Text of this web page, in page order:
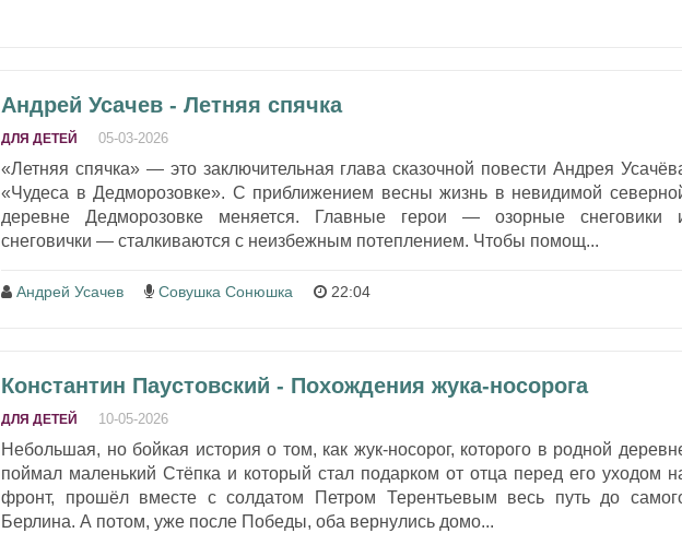
Андрей Усачев - Летняя спячка
ДЛЯ ДЕТЕЙ 05-03-2026
«Летняя спячка» — это заключительная глава сказочной повести Андрея
«Чудеса в Дедморозовке». С приближением весны жизнь в невидимой
деревне Дедморозовке меняется. Главные герои — озорные снеговики
снеговички — сталкиваются с неизбежным потеплением. Чтобы помощ...
Андрей Усачев Совушка Сонюшка 22:04
Константин Паустовский - Похождения жука-носорога
ДЛЯ ДЕТЕЙ 10-05-2026
Небольшая, но бойкая история о том, как жук-носорог, которого в родной
поймал маленький Стёпка и который стал подарком от отца перед его уходом
фронт, прошёл вместе с солдатом Петром Терентьевым весь путь до
Берлина. А потом, уже после Победы, оба вернулись домо...